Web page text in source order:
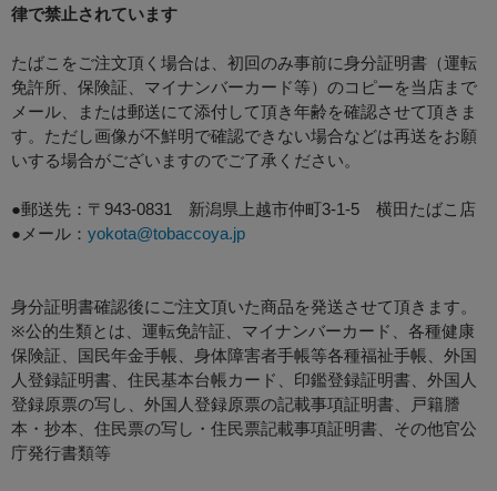
律で禁止されています
たばこをご注文頂く場合は、初回のみ事前に身分証明書（運転
免許所、保険証、マイナンバーカード等）のコピーを当店まで
メール、または郵送にて添付して頂き年齢を確認させて頂きま
す。ただし画像が不鮮明で確認できない場合などは再送をお願
いする場合がございますのでご了承ください。
●郵送先：〒943-0831 新潟県上越市仲町3-1-5 横田たばこ店
●メール： yokota@tobaccoya.jp
身分証明書確認後にご注文頂いた商品を発送させて頂きます。
※公的生類とは、運転免許証、マイナンバーカード、各種健康
保険証、国民年金手帳、身体障害者手帳等各種福祉手帳、外国
人登録証明書、住民基本台帳カード、印鑑登録証明書、外国人
登録原票の写し、外国人登録原票の記載事項証明書、戸籍謄
本・抄本、住民票の写し・住民票記載事項証明書、その他官公
庁発行書類等